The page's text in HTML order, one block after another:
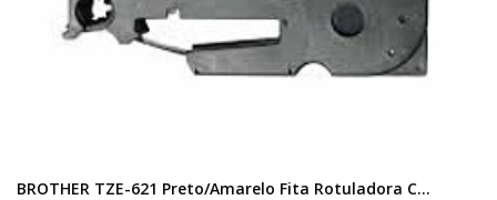
BROTHER TZE-621 Preto/Amarelo Fita Rotuladora C...